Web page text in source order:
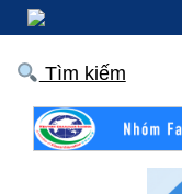
Tìm kiếm